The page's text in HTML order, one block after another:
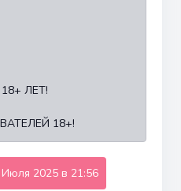
ЛЕТ!
18+!
2025 в 21:56